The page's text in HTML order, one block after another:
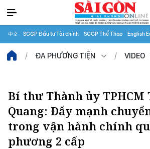
中文 SGGP Đầu tư Tài chính SGGP Thể Thao English
ĐA PHƯƠNG TIỆN VIDEO
Bí thư Thành ủy TPHCM
Quang: Đẩy mạnh
trong vận hành chính
phương 2 cấp